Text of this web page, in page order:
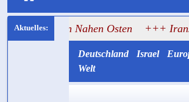
Nahen Osten +++ Irans Wirtschaft
Deutschland Israel
Welt